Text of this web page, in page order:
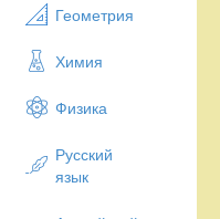
Геометрия
Химия
Физика
Русский
язык